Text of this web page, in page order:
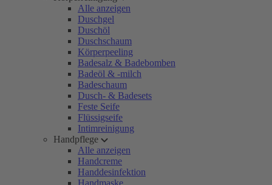
Alle anzeigen
Duschgel
Duschöl
Duschschaum
Körperpeeling
Badesalz & Badebomben
Badeöl & -milch
Badeschaum
Dusch- & Badesets
Feste Seife
Flüssigseife
Intimreinigung
Handpflege
Alle anzeigen
Handcreme
Handdesinfektion
Handmaske